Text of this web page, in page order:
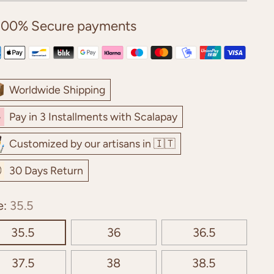
Secure payments
Worldwide Shipping
Pay in 3 Installments with Scalapay
Customized by our artisans in 🇮🇹
30 Days Return
35.5
35.5
36 36.5
37.5 38 38.5